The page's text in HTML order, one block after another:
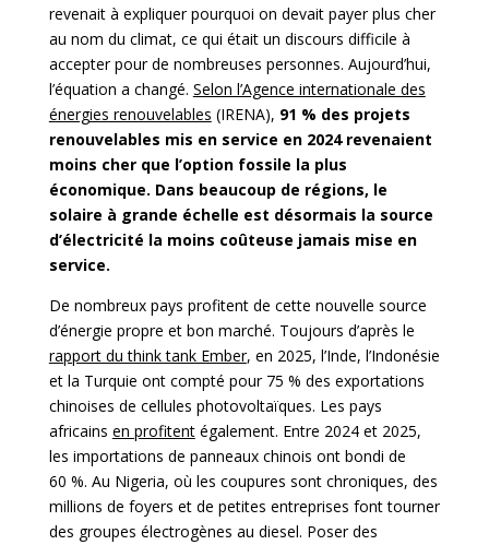
revenait à expliquer pourquoi on devait payer plus cher
au nom du climat, ce qui était un discours difficile à
accepter pour de nombreuses personnes. Aujourd’hui,
l’équation a changé. Selon l’Agence internationale des
énergies renouvelables (IRENA), 91 % des projets
renouvelables mis en service en 2024 revenaient
moins cher que l’option fossile la plus
économique. Dans beaucoup de régions, le
solaire à grande échelle est désormais la source
d’électricité la moins coûteuse jamais mise en
service.
De nombreux pays profitent de cette nouvelle source
d’énergie propre et bon marché. Toujours d’après le
rapport du think tank Ember, en 2025, l’Inde, l’Indonésie
et la Turquie ont compté pour 75 % des exportations
chinoises de cellules photovoltaïques. Les pays
africains en profitentégalement. Entre 2024 et 2025,
les importations de panneaux chinois ont bondi de
60 %. Au Nigeria, où les coupures sont chroniques, des
millions de foyers et de petites entreprises font tourner
des groupes électrogènes au diesel. Poser des